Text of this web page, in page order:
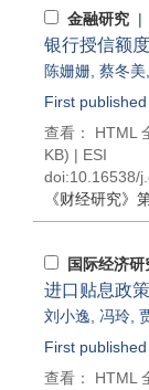
金融研究 |
银行授信额
陈姗姗 蔡冬美
First
查看： HTML
KB) | ESI
doi:10.16538/
《财经研究》
国际经济研
进口贴息政
刘小逸 冯玲
First
查看： HTML